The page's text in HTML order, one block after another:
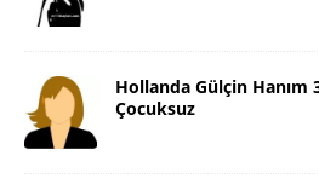
Hollanda Gülçin Hanım
Çocuksuz